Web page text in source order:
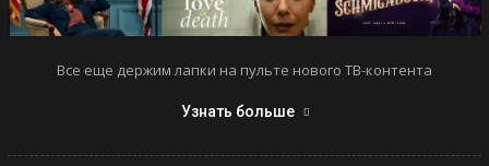
Все еще держим лапки на пульте нового ТВ-контента
Узнать больше